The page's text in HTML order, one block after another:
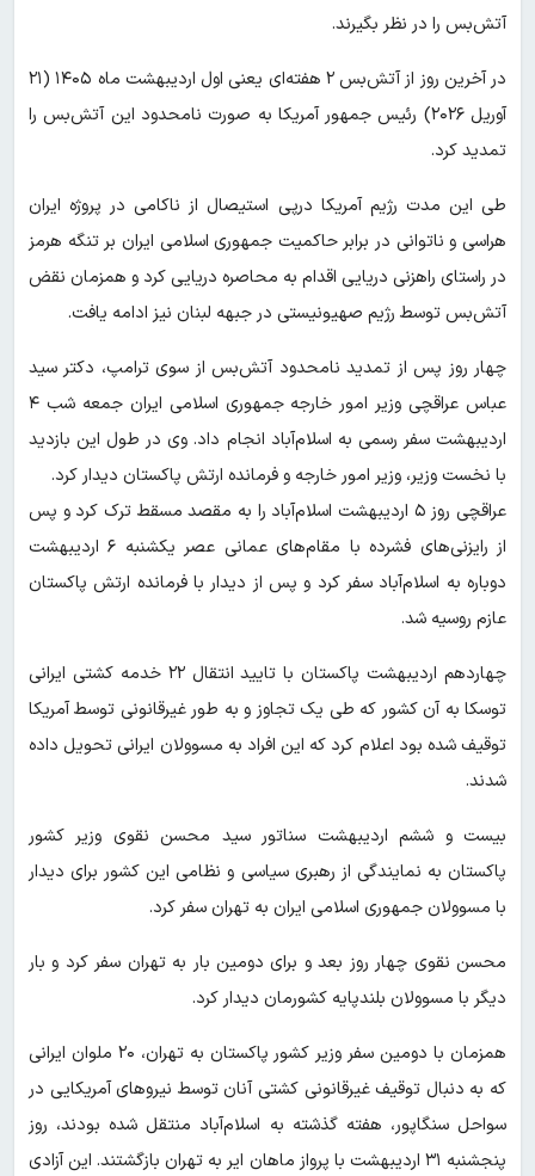
آتش‌بس را در نظر بگیرند.
در آخرین روز از آتش‌بس ۲ هفته‌ای یعنی اول اردیبهشت ماه ۱۴۰۵ (۲۱
آوریل ۲۰۲۶) رئیس جمهور آمریکا به صورت نامحدود این آتش‌بس را
تمدید کرد.
طی این مدت رژیم آمریکا درپی استیصال از ناکامی در پروژه ایران
هراسی و ناتوانی در برابر حاکمیت جمهوری اسلامی ایران بر تنگه هرمز
در راستای راهزنی دریایی اقدام به محاصره دریایی کرد و همزمان نقض
آتش‌بس توسط رژیم صهیونیستی در جبهه لبنان نیز ادامه یافت.
چهار روز پس از تمدید نامحدود آتش‌بس از سوی ترامپ، دکتر سید
عباس عراقچی وزیر امور خارجه جمهوری اسلامی ایران جمعه شب ۴
اردیبهشت سفر رسمی به اسلام‌آباد انجام داد. وی در طول این بازدید
با نخست وزیر، وزیر امور خارجه و فرمانده ارتش پاکستان دیدار کرد.
عراقچی روز ۵ اردیبهشت اسلام‌آباد را به مقصد مسقط ترک کرد و پس
از رایزنی‌های فشرده با مقام‌های عمانی عصر یکشنبه ۶ اردیبهشت
دوباره به اسلام‌آباد سفر کرد و پس از دیدار با فرمانده ارتش پاکستان
عازم روسیه شد.
چهاردهم اردیبهشت پاکستان با تایید انتقال ۲۲ خدمه کشتی ایرانی
توسکا به آن‌ کشور که طی یک تجاوز و به طور غیرقانونی توسط آمریکا
توقیف شده بود اعلام کرد که این افراد به مسوولان ایرانی تحویل داده
شدند.
بیست و ششم اردیبهشت سناتور سید محسن نقوی وزیر کشور
پاکستان به نمایندگی از رهبری سیاسی و نظامی این کشور برای دیدار
با مسوولان جمهوری اسلامی ایران به تهران سفر کرد.
محسن نقوی چهار روز بعد و برای دومین بار به تهران سفر کرد و بار
دیگر با مسوولان بلندپایه کشورمان دیدار کرد.
همزمان با دومین سفر وزیر کشور پاکستان به تهران، ۲۰ ملوان ایرانی
که به دنبال توقیف غیرقانونی کشتی آنان توسط نیروهای آمریکایی در
سواحل سنگاپور، هفته گذشته به اسلام‌آباد منتقل شده بودند، روز
پنجشنبه ۳۱ اردیبهشت با پرواز ماهان ایر به تهران بازگشتند. این آزادی